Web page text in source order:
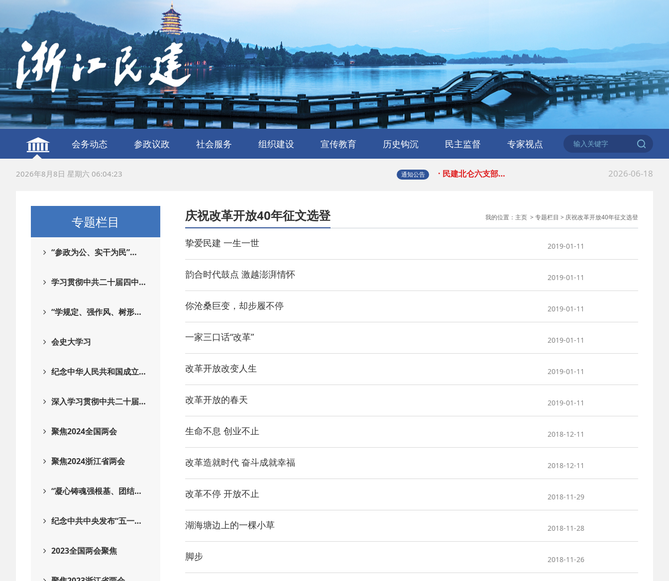
会务动态 参政议政 社会服务 组织建设 宣传教育 历史钩沉
浙江民建简史
人物传略
史海撷珠
浙江民建大事记
历史图库
民主监督 专家视点
2026年8月8日 星期六 06:04:24 通知公告
· 中国民主建国会…
· 中国民主建国会… 2024-08-28
· 中国民主建国会… 2024-03-04
· 民建北仑六支部… 2026-06-18
· 中国民主建国会… 2026-02-25
· 民建省委会民主… 2025-04-10
· 中国民主建国会… 2025-02-24
· 中国民主建国会… 2024-08-28
· 中国民主建国会… 2024-03-04
专题栏目
“参政为公、实干为民”…
学习贯彻中共二十届四中…
“学规定、强作风、树形…
会史大学习
纪念中华人民共和国成立…
深入学习贯彻中共二十届…
聚焦2024全国两会
聚焦2024浙江省两会
“凝心铸魂强根基、团结…
纪念中共中央发布“五一…
2023全国两会聚焦
庆祝改革开放40年征文选登 我的位置： 主页 > 专题栏目 > 庆祝改革开放40年征文选登
挚爱民建 一生一世 2019-01-11
韵合时代鼓点 激越澎湃情怀 2019-01-11
你沧桑巨变，却步履不停 2019-01-11
一家三口话“改革” 2019-01-11
改革开放改变人生 2019-01-11
改革开放的春天 2019-01-11
生命不息 创业不止 2018-12-11
改革造就时代 奋斗成就幸福 2018-12-11
改革不停 开放不止 2018-11-29
湖海塘边上的一棵小草 2018-11-28
脚步 2018-11-26